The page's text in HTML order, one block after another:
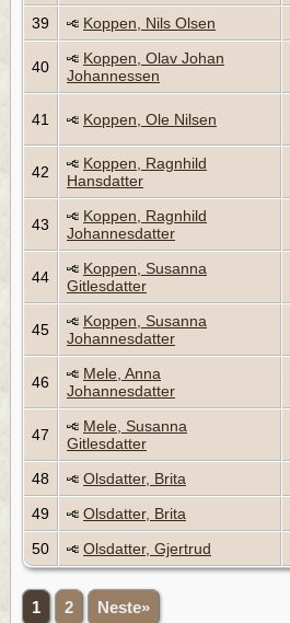
39 Koppen, Nils Olsen
40
Koppen, Olav Johan
Johannessen
41 Koppen, Ole Nilsen
42
Koppen, Ragnhild
Hansdatter
43
Koppen, Ragnhild
Johannesdatter
44
Koppen, Susanna
Gitlesdatter
45
Koppen, Susanna
Johannesdatter
46
Mele, Anna
Johannesdatter
47
Mele, Susanna
Gitlesdatter
48 Olsdatter, Brita
49
Olsdatter, Brita
50
Olsdatter, Gjertrud
1 2 Neste»